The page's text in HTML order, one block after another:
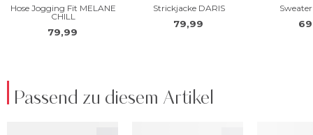
Passend zu diesem Artikel